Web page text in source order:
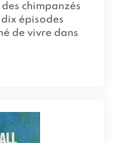
chimpanzés
épisodes
de vivre dans